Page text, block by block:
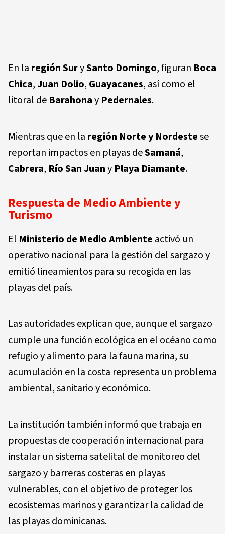
En la región SurySanto Domingo, figuran Boca
Chica,Juan Dolio, Guayacanes, así como el
litoral de Barahonay Pedernales.
Mientras que en la región Norte y Nordestese
reportan impactos en playas deSamaná,
Cabrera, Río San Juany Playa Diamante.
Respuesta de Medio Ambiente y
Turismo
El Ministerio de Medio Ambiente activó un
operativo nacional para la gestión del sargazo y
emitió lineamientos para su recogida en las
playas del país.
Las autoridades explican que, aunque el sargazo
cumple una función ecológica en el océano como
refugio y alimento para la fauna marina, su
acumulación en la costa representa un problema
ambiental, sanitario y económico.
La institución también informó que trabaja en
propuestas de cooperación internacional para
instalar un sistema satelital de monitoreo del
sargazo y barreras costeras en playas
vulnerables, con el objetivo de proteger los
ecosistemas marinos y garantizar la calidad de
las playas dominicanas.